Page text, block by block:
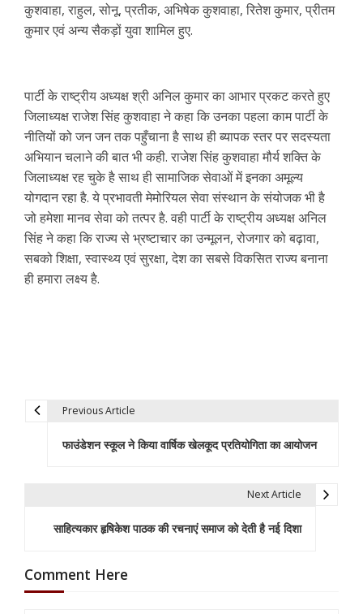
कुशवाहा, राहुल, सोनू, प्रतीक, अभिषेक कुशवाहा, रितेश कुमार, प्रीतम
कुमार एवं अन्य सैकड़ों युवा शामिल हुए.
पार्टी के राष्ट्रीय अध्यक्ष श्री अनिल कुमार का आभार प्रकट करते हुए
जिलाध्यक्ष राजेश सिंह कुशवाहा ने कहा कि उनका पहला काम पार्टी के
नीतियों को जन जन तक पहुँचाना है साथ ही ब्यापक स्तर पर सदस्यता
अभियान चलाने की बात भी कही. राजेश सिंह कुशवाहा मौर्य शक्ति के
जिलाध्यक्ष रह चुके है साथ ही सामाजिक सेवाओं में इनका अमूल्य
योगदान रहा है. ये प्रभावती मेमोरियल सेवा संस्थान के संयोजक भी है
जो हमेशा मानव सेवा को तत्पर है. वही पार्टी के राष्ट्रीय अध्यक्ष अनिल
सिंह ने कहा कि राज्य से भ्रष्टाचार का उन्मूलन, रोजगार को बढ़ावा,
सबको शिक्षा, स्वास्थ्य एवं सुरक्षा, देश का सबसे विकसित राज्य बनाना
ही हमारा लक्ष्य है.
a
v
Previous Article
फाउंडेशन स्कूल ने किया वार्षिक खेलकूद प्रतियोगिता का आयोजन
Next Article
साहित्यकार हृषिकेश पाठक की रचनाएं समाज को देती है नई दिशा
Comment Here